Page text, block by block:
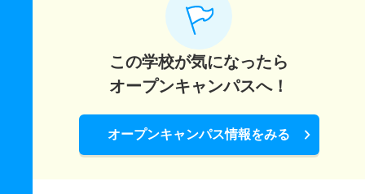
この学校が気になったら
オープンキャンパスへ！
オープンキャンパス情報をみる